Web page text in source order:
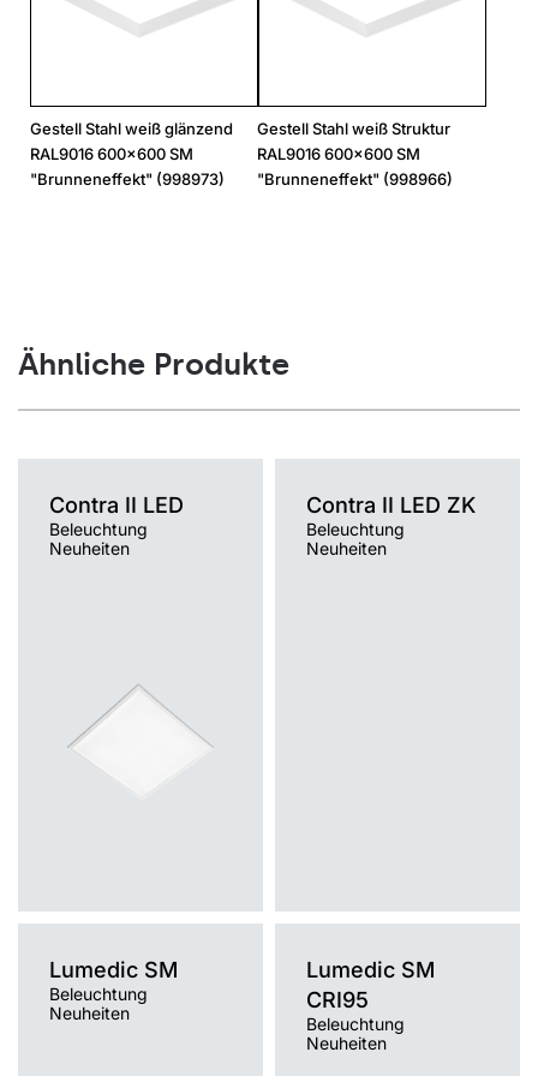
Gestell Stahl weiß glänzend
RAL9016 600x600 SM
"Brunneneffekt" (998973)
Gestell Stahl weiß Struktur
RAL9016 600x600 SM
"Brunneneffekt" (998966)
Ähnliche Produkte
Contra II LED
Beleuchtung
Neuheiten
Contra II LED ZK
Beleuchtung
Neuheiten
Lumedic SM
Beleuchtung
Neuheiten
Lumedic SM
CRI95
Beleuchtung
Neuheiten